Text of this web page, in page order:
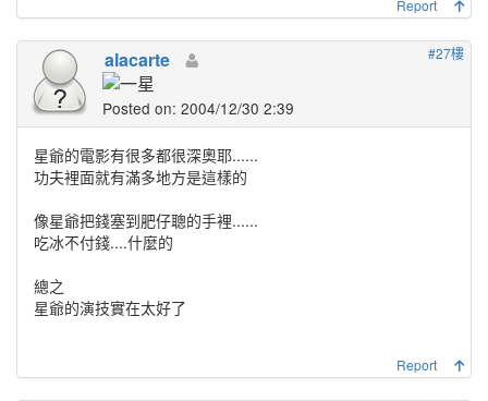
Report
#27樓
alacarte
Posted on: 2004/12/30 2:39
星爺的電影有很多都很深奧耶......
功夫裡面就有滿多地方是這樣的
像星爺把錢塞到肥仔聰的手裡......
吃冰不付錢....什麼的
總之
星爺的演技實在太好了
Report